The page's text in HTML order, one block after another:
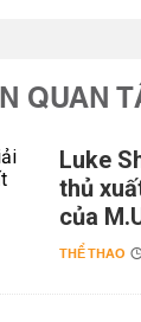
QUAN
Luke
thủ
của
THỂ THAO